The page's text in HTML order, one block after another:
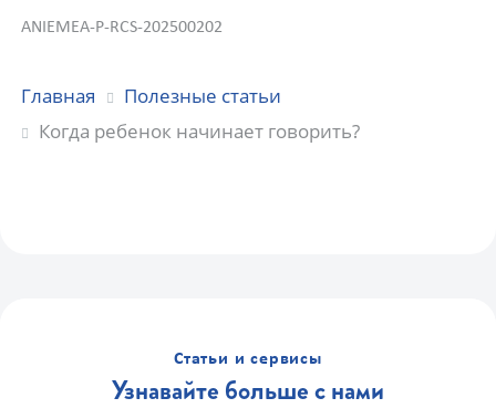
ANIEMEA-P-RCS-202500202
Главная
Полезные статьи
Когда ребенок начинает говорить?
Статьи и сервисы
Узнавайте больше с нами